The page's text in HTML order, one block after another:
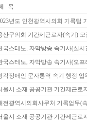
년도 인천광역시의회 기록팀
산구의회 기간제근로자(속기) 모
국스테노, 자막방송 속기사(실
국스테노, 자막방송 속기사(오
각장애인 문자통역 속기 행정 업
울시 소재 공공기관 기간제근로
전광역시의회사무처 기록업무(
울시 소재 공공기관 기간제근로